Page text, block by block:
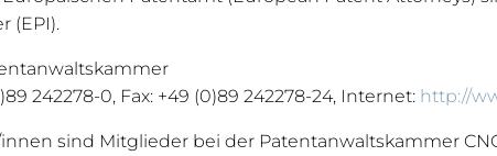
(EPI).
242278-0, Fax: +49 (0)89 242278-24, Internet: http://
sind Mitglieder bei der Patentanwaltskammer